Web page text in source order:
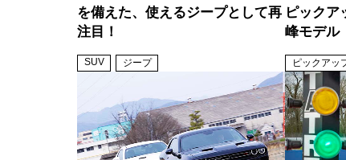
を備えた、使えるジープとして再
注目！
SUV ジープ
ピックア
峰モデル
ピックアッ